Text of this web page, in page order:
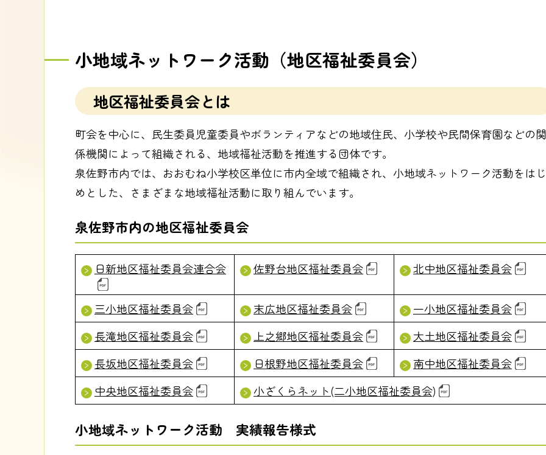
小地域ネットワーク活動（地区福祉委員会）
地区福祉委員会とは
町会を中心に、民生委員児童委員やボランティアなどの地域住民、小学校や民間保育園などの関
係機関によって組織される、地域福祉活動を推進する団体です。
泉佐野市内では、おおむね小学校区単位に市内全域で組織され、小地域ネットワーク活動をはじ
めとした、さまざまな地域福祉活動に取り組んでいます。
泉佐野市内の地区福祉委員会
日新地区福祉委員会連合会 佐野台地区福祉委員会 北中地区福祉委員会
三小地区福祉委員会 末広地区福祉委員会
一小地区福祉委員会
長滝地区福祉委員会
上之郷地区福祉委員会
大土地区福祉委員会
長坂地区福祉委員会
日根野地区福祉委員会
南中地区福祉委員会
中央地区福祉委員会
小ざくらネット(二小地区福祉委員会)
小地域ネットワーク活動 実績報告様式